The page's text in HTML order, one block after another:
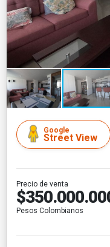
Google
Street View
Precio de venta
Pesos Colombianos